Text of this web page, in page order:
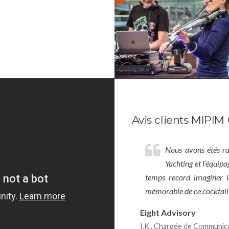
Avis clients MIPIM
Nous avons étés
Yachting et
temps record imaginer
mémorable de ce
Eight Advisory
I.K., Chargée de